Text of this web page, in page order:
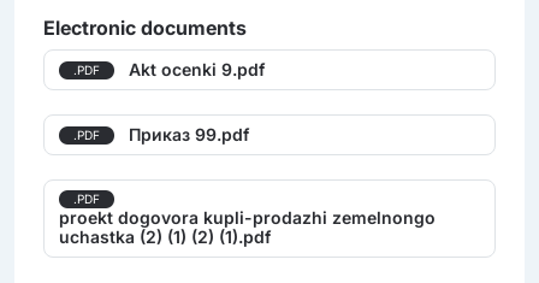
Electronic documents
.PDF Akt ocenki 9.pdf
.PDF Приказ 99.pdf
.PDF
proekt dogovora kupli-prodazhi zemelnongo
uchastka (2) (1) (2) (1).pdf